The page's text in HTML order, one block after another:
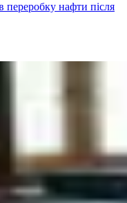
нафти після